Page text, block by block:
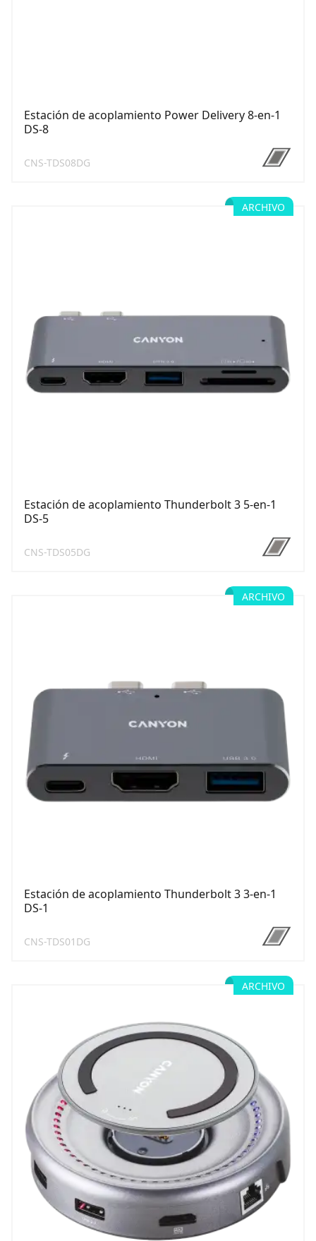
Estación de acoplamiento Power Delivery 8-en-1
DS-8
CNS-TDS08DG
ARCHIVO
Estación de acoplamiento Thunderbolt 3 5-en-1
DS-5
CNS-TDS05DG
ARCHIVO
Estación de acoplamiento Thunderbolt 3 3-en-1
DS-1
CNS-TDS01DG
ARCHIVO